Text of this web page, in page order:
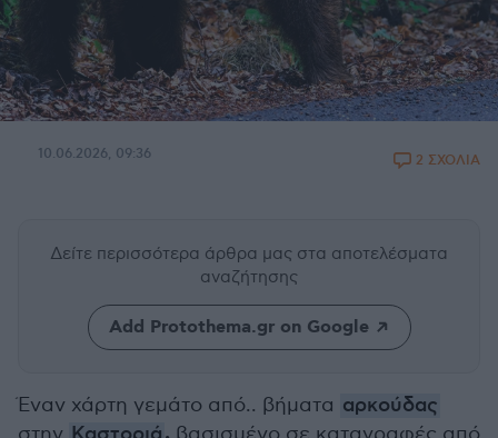
10.06.2026, 09:36 2 ΣΧΟΛΙΑ
Δείτε περισσότερα άρθρα μας στα αποτελέσματα
αναζήτησης
Add Protothema.gr on Google
Έναν χάρτη γεμάτο από.. βήματα αρκούδας